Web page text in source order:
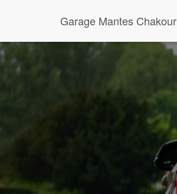
Garage Mantes Chakour